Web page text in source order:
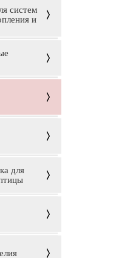
систем
и
для